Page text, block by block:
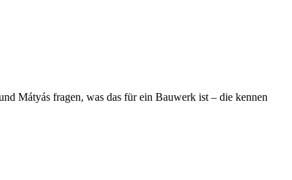
Má­tyás fra­gen, was das für ein Bau­werk ist – die ken­nen